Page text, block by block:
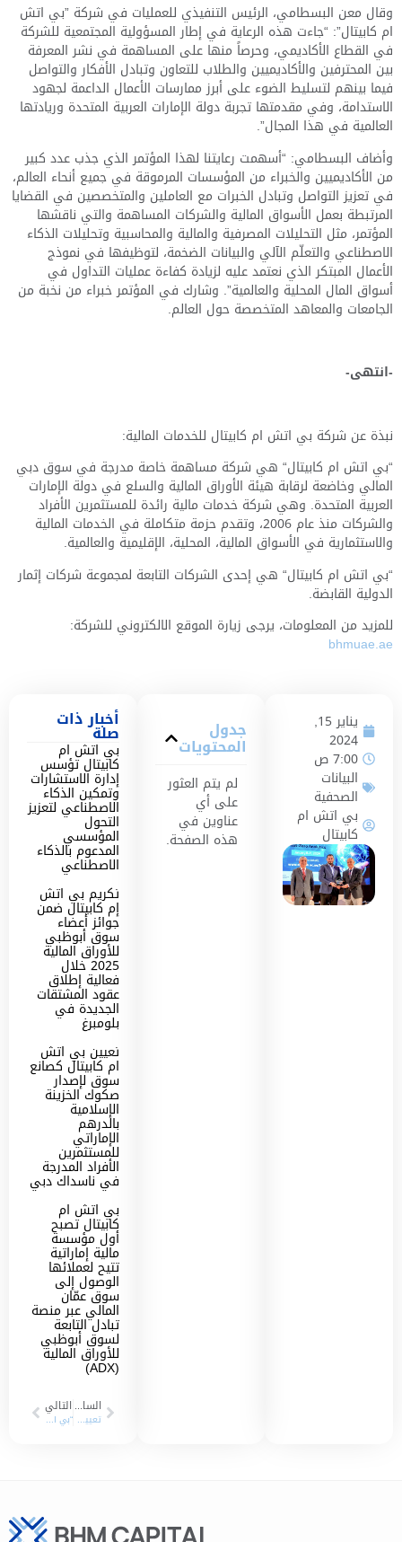
يناير 15,
2024
7:00 ص
البيانات
الصحفية
بي اتش ام
كابيتال
جدول
المحتويات
لم يتم العثور
على أي
عناوين في
هذه الصفحة.
أخبار ذات
صلة
بي اتش ام
كابيتال تؤسس
إدارة الاستشارات
وتمكين الذكاء
الاصطناعي لتعزيز
التحول
المؤسسي
المدعوم بالذكاء
الاصطناعي
تكريم بي اتش
إم كابيتال ضمن
جوائز أعضاء
سوق أبوظبي
للأوراق المالية
2025 خلال
فعالية إطلاق
عقود المشتقات
الجديدة في
بلومبرغ
تعيين بي اتش
ام كابيتال كصانع
سوق لإصدار
صكوك الخزينة
الإسلامية
بالدرهم
الإماراتي
للمستثمرين
الأفراد المدرجة
في ناسداك دبي
بي اتش ام
كابيتال تصبح
أول مؤسسة
مالية إماراتية
تتيح لعملائها
الوصول إلى
سوق عمّان
المالي عبر منصة
تبادل التابعة
لسوق أبوظبي
للأوراق المالية
(ADX)
السابق
تعيين “بي اتش ام كابيتال” كموفر سيولة على أسهم “تاكسي دبي” في سوق دبي المالي
التالي
“بي اتش ام كابيتال” للخدمات المالية تسجل صافي ربح بنمو 101% في العام 2023
وقال معن البسطامي، الرئيس التنفيذي للعمليات في شركة ”بي اتش
ام كابيتال”: “جاءت هذه الرعاية في إطار المسؤولية المجتمعية للشركة
في القطاع الأكاديمي، وحرصاً منها على المساهمة في نشر المعرفة
بين المحترفين والأكاديميين والطلاب للتعاون وتبادل الأفكار والتواصل
فيما بينهم لتسليط الضوء على أبرز ممارسات الأعمال الداعمة لجهود
الاستدامة، وفي مقدمتها تجربة دولة الإمارات العربية المتحدة وريادتها
العالمية في هذا المجال”.
وأضاف البسطامي: “أسهمت رعايتنا لهذا المؤتمر الذي جذب عدد كبير
من الأكاديميين والخبراء من المؤسسات المرموقة في جميع أنحاء العالم،
في تعزيز التواصل وتبادل الخبرات مع العاملين والمتخصصين في القضايا
المرتبطة بعمل الأسواق المالية والشركات المساهمة والتي ناقشها
المؤتمر، مثل التحليلات المصرفية والمالية والمحاسبية وتحليلات الذكاء
الاصطناعي والتعلّم الآلي والبيانات الضخمة، لتوظيفها في نموذج
الأعمال المبتكر الذي نعتمد عليه لزيادة كفاءة عمليات التداول في
أسواق المال المحلية والعالمية”. وشارك في المؤتمر خبراء من نخبة من
الجامعات والمعاهد المتخصصة حول العالم.
-انتهى-
نبذة عن شركة بي اتش ام كابيتال للخدمات المالية:
“بي اتش ام كابيتال“ هي شركة مساهمة خاصة مدرجة في سوق دبي
المالي وخاضعة لرقابة هيئة الأوراق المالية والسلع في دولة الإمارات
العربية المتحدة. وهي شركة خدمات مالية رائدة للمستثمرين الأفراد
والشركات منذ عام 2006، وتقدم حزمة متكاملة في الخدمات المالية
والاستثمارية في الأسواق المالية، المحلية، الإقليمية والعالمية.
“بي اتش ام كابيتال“ هي إحدى الشركات التابعة لمجموعة شركات إثمار
الدولية القابضة.
للمزيد من المعلومات، يرجى زيارة الموقع الالكتروني للشركة:
bhmuae.ae